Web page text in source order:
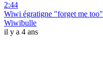
2:44
Wiwi égratigne "forget me too"
Wiwibulle
il y a 4 ans